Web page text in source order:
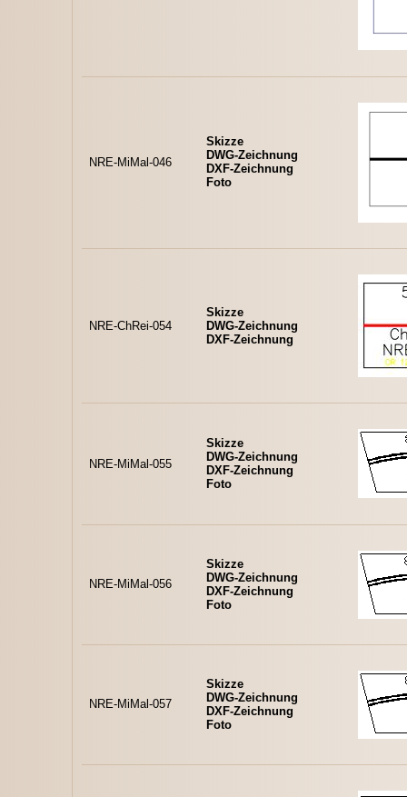
NRE-MiMal-046
Skizze
DWG-Zeichnung
DXF-Zeichnung
Foto
NRE-ChRei-054
Skizze
DWG-Zeichnung
DXF-Zeichnung
NRE-MiMal-055
Skizze
DWG-Zeichnung
DXF-Zeichnung
Foto
NRE-MiMal-056
Skizze
DWG-Zeichnung
DXF-Zeichnung
Foto
NRE-MiMal-057
Skizze
DWG-Zeichnung
DXF-Zeichnung
Foto